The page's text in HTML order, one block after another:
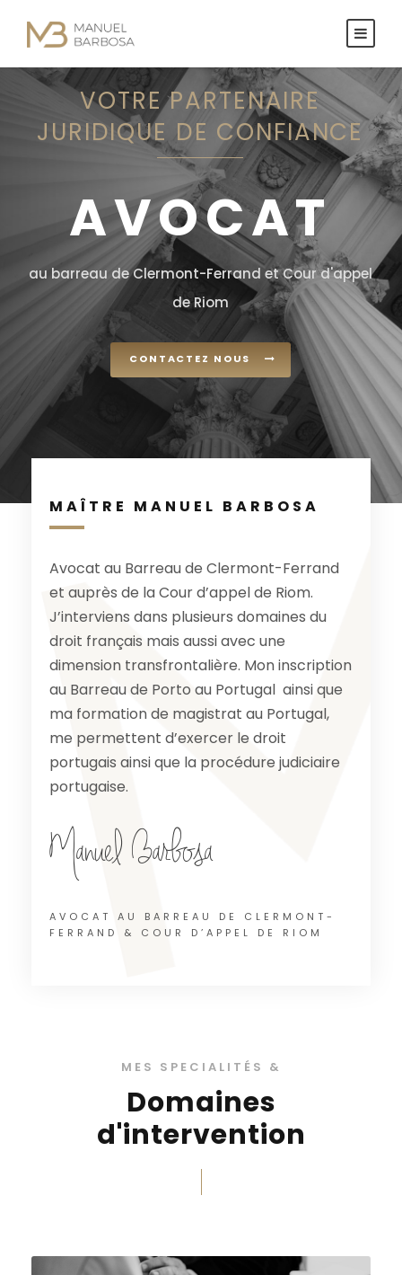
VOTRE PARTENAIRE
JURIDIQUE DE CONFIANCE
AVOCAT
au barreau de Clermont-Ferrand et Cour d'appel
de Riom
CONTACTEZ NOUS
MAÎTRE MANUEL BARBOSA
Avocat au Barreau de Clermont-Ferrand
et auprès de la Cour d’appel de Riom.
J’interviens dans plusieurs domaines du
droit français mais aussi avec une
dimension transfrontalière. Mon inscription
au Barreau de Porto au Portugal ainsi que
ma formation de magistrat au Portugal,
me permettent d’exercer le droit
portugais ainsi que la procédure judiciaire
portugaise.
AVOCAT AU BARREAU DE CLERMONT-
FERRAND & COUR D’APPEL DE RIOM
MES SPECIALITÉS &
Domaines
d'intervention